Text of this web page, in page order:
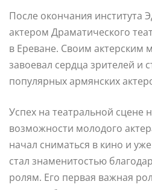
После окончания института
актером Драматического
в Ереване. Своим актерским
завоевал сердца зрителей и
популярных армянских
Успех на театральной сцене
возможности молодого
начал сниматься в кино и
стал знаменитостью
ролям. Его первая важная